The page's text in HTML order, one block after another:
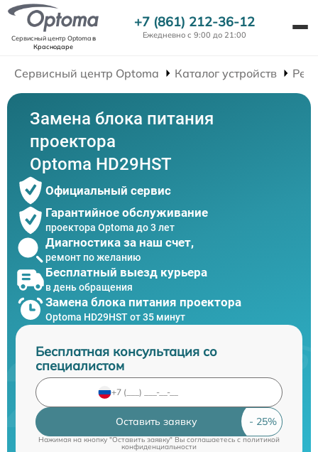
Сервисный центр Optomaв
Краснодаре
+7 (861) 212-36-12
Ежедневно с 9:00 до 21:00
Сервисный центр Optoma Каталог устройств
Замена блока питания
проектора
Optoma HD29HST
Официальный сервис
Гарантийное обслуживание
проектора Optoma до 3 лет
Диагностика за наш счет,
ремонт по желанию
Бесплатный выезд курьера
в день обращения
Замена блока питания проектора
Optoma HD29HST от 35 минут
Бесплатная консультация со
специалистом
Оставить заявку
Нажимая на кнопку "Оставить заявку" Вы соглашаетесь cполитикой
конфиденциальности